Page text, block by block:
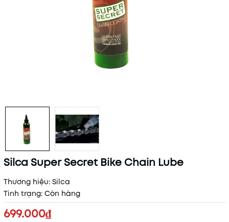
Silca Super Secret Bike Chain Lube
Thương hiệu: Silca
Tình trạng: Còn hàng
699.000₫